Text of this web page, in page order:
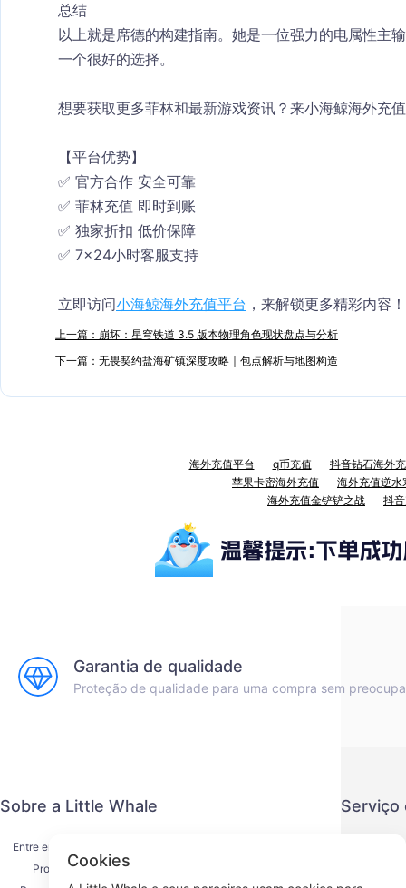
总结
以上就是席德的构建指南。她是一位强力的电属性主
一个很好的选择。
想要获取更多菲林和最新游戏资讯？来小海鲸海外充
【平台优势】
✅ 官方合作 安全可靠
✅ 菲林充值 即时到账
✅ 独家折扣 低价保障
✅ 7×24小时客服支持
立即访问小海鲸海外充值平台 ，来解锁更多精彩内容！
上一篇：崩坏：星穹铁道 3.5 版本物理角色现状盘点与分析
下一篇：无畏契约盐海矿镇深度攻略｜包点解析与地图构造
海外充值平台 q币充值
抖音钻石海外
苹果卡密海外充值
海外充值逆水
海外充值金铲铲之战
抖
Garantia de qualidade
Proteção de qualidade para uma compra sem
Sobre a Little Whale
Entre em contato conosco
Processo de envio
Serviço
Cookies